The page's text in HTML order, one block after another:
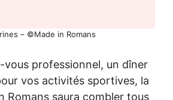
– ©Made in Romans
vous professionnel, un dîner
vos activités sportives, la
Romans saura combler tous